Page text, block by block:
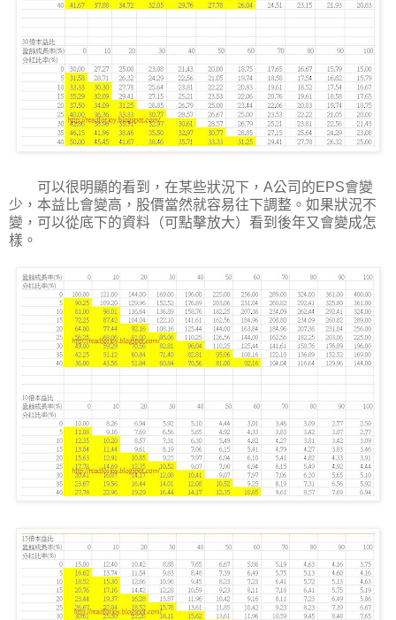
可以很明顯的看到，在某些狀況下，A公司的EPS會變
少，本益比會變高，股價當然就容易往下調整。如果狀況不
變，可以從底下的資料（可點擊放大）看到後年又會變成怎
樣。